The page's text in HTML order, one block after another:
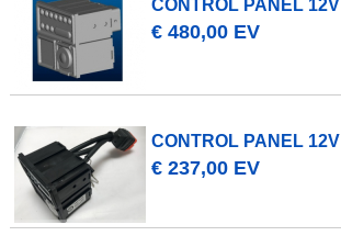
CONTROL PANEL 12V
€ 480,00 EV
CONTROL PANEL 12V
€ 237,00 EV